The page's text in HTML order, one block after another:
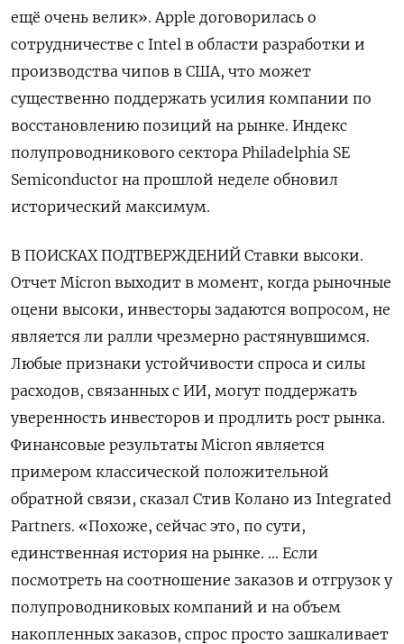
ещё очень велик». Apple договорилась о
сотрудничестве с Intel в области разработки и
производства чипов в США, что может
существенно поддержать усилия компании ​по
восстановлению позиций на рынке. Индекс
полупроводникового сектора Philadelphia SE
Semiconductor на прошлой неделе обновил
исторический максимум.
В ПОИСКАХ ПОДТВЕРЖДЕНИЙ Ставки высоки.
‌Отчет Micron выходит в момент, когда рыночные
оцени высоки, инвесторы задаются вопросом, не
является ли ралли чрезмерно растянувшимся.
Любые признаки ​устойчивости спроса и силы
расходов, связанных с ИИ, могут поддержать
уверенность инвесторов и продлить рост рынка.
Финансовые результаты Micron является
примером ‌классической положительной
обратной связи, сказал Стив Колано из Integrated
Partners. «Похоже, сейчас это, по сути,
единственная история на рынке. … Если
посмотреть на соотношение заказов и отгрузок у
полупроводниковых компаний и на объем
накопленных заказов, спрос просто зашкаливает